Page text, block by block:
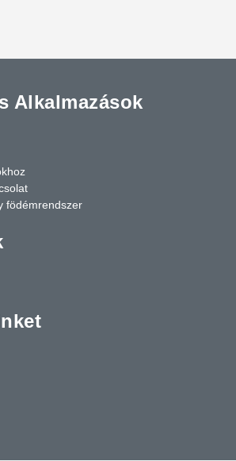
Alkalmazások
födémrendszer